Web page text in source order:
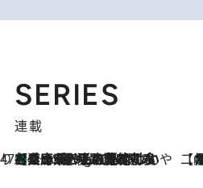
SERIES
連載
47都道府県の手みやげ ひんやりスイーツで夏を満喫
1 Hour Ago
【兵庫県】この夏絶対食べたい 冷やしておいしいおやつ3選 淡路島の恵みをジェラートに集約 【 【